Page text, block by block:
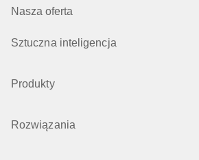
Nasza oferta
Sztuczna inteligencja
Produkty
Rozwiązania